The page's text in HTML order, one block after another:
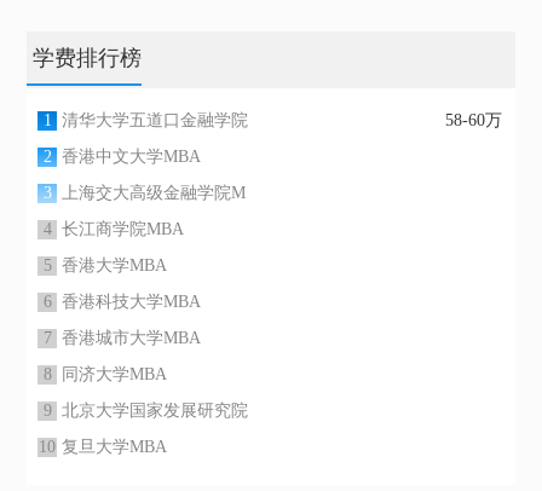
学费排行榜
1 清华大学五道口金融学院
58-60万
2 香港中文大学MBA
3
上海交大高级金融学院M
4 长江商学院MBA
5 香港大学MBA
6 香港科技大学MBA
7 香港城市大学MBA
8
同济大学MBA
9 北京大学国家发展研究院
10 复旦大学MBA